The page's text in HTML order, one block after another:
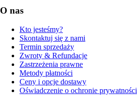
O nas
Kto jesteśmy?
Skontaktuj się z nami
Termin sprzedaży
Zwroty & Refundacje
Zastrzeżenia prawne
Metody płatności
Ceny i opcje dostawy
Oświadczenie o ochronie prywatności